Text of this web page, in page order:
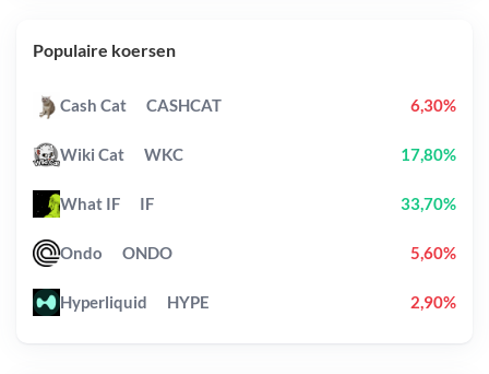
Populaire koersen
Cash Cat CASHCAT 6,30%
Wiki Cat WKC 17,80%
What IF IF 33,70%
Ondo ONDO 5,60%
Hyperliquid HYPE 2,90%